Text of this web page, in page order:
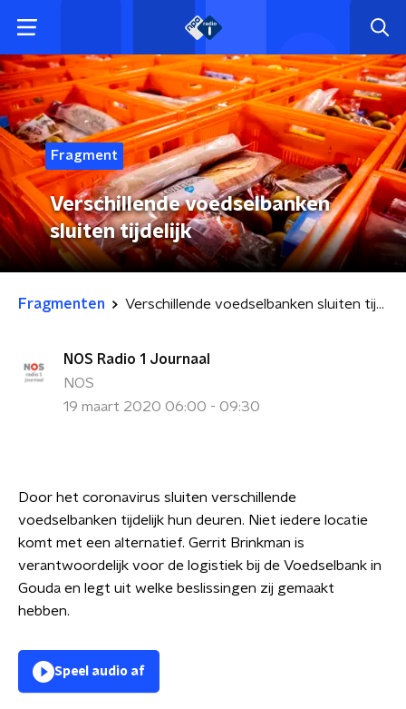
Fragment
Verschillende voedselbanken
sluiten tijdelijk
Fragmenten Verschillende voedselbanken sluiten tijdelijk
NOS Radio 1 Journaal
NOS
19 maart 2020 06:00 - 09:30
Door het coronavirus sluiten verschillende
voedselbanken tijdelijk hun deuren. Niet iedere locatie
komt met een alternatief. Gerrit Brinkman is
verantwoordelijk voor de logistiek bij de Voedselbank in
Gouda en legt uit welke beslissingen zij gemaakt
hebben.
Speel audio af